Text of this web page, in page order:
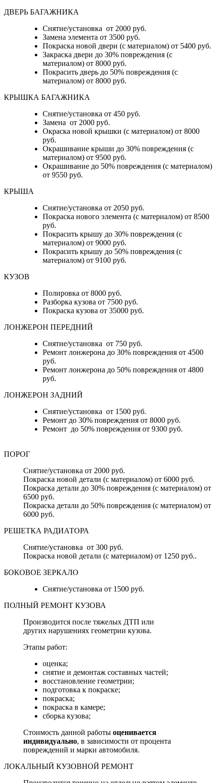
ДВЕРЬ БАГАЖНИКА
Снятие/установка от 2000 руб.
Замена элемента от 3500 руб.
Покраска новой двери (с материалом) от 5400 руб.
Закраска двери до 30% повреждения (с
материалом) от 8000 руб.
Покрасить дверь до 50% повреждения (с
материалом) от 8000 руб.
КРЫШКА БАГАЖНИКА
Снятие/установка от 450 руб.
Замена от 2000 руб.
Окраска новой крышки (с материалом) от 8000
руб.
Окрашивание крыши до 30% повреждения (с
материалом) от 9500 руб.
Окрашивание до 50% повреждения (с материалом)
от 9550 руб.
КРЫША
Снятие/установка от 2050 руб.
Покраска нового элемента (с материалом) от 8500
руб.
Покрасить крышу до 30% повреждения (с
материалом) от 9000 руб.
Покрасить крышу до 50% повреждения (с
материалом) от 9100 руб.
КУЗОВ
Полировка от 8000 руб.
Разборка кузова от 7500 руб.
Покраска кузова от 35000 руб.
ЛОНЖЕРОН ПЕРЕДНИЙ
Снятие/установка от 750 руб.
Ремонт лонжерона до 30% повреждения от 4500
руб.
Ремонт лонжерона до 50% повреждения от 4800
руб.
ЛОНЖЕРОН ЗАДНИЙ
Снятие/установка от 1500 руб.
Ремонт до 30% повреждения от 8000 руб.
Ремонт до 50% повреждения от 9300 руб.
ПОРОГ
Снятие/установка от 2000 руб.
Покраска новой детали (с материалом) от 6000 руб.
Покраска детали до 30% повреждения (с материалом) от
6500 руб.
Покраска детали до 50% повреждения (с материалом) от
6000 руб.
РЕШЕТКА РАДИАТОРА
Снятие/установка от 300 руб.
Покраска новой детали (с материалом) от 1250 руб..
БОКОВОЕ ЗЕРКАЛО
Снятие/установка от 1500 руб.
ПОЛНЫЙ РЕМОНТ КУЗОВА
Производится после тяжелых ДТП или
других нарушениях геометрии кузова.
Этапы работ:
оценка;
снятие и демонтаж составных частей;
восстановление геометрии;
подготовка к покраске;
покраска;
покраска в камере;
сборка кузова;
Стоимость данной работы оценивается
индивидуально, в зависимости от процента
повреждений и марки автомобиля.
ЛОКАЛЬНЫЙ КУЗОВНОЙ РЕМОНТ